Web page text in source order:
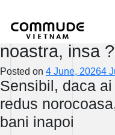
principalele
noastra, insa
Posted on 4 June, 20264
Sensibil, daca
redus
bani inapoi